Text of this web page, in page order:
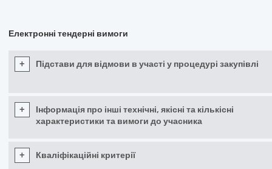
Електронні тендерні вимоги
+ Підстави для відмови в участі у процедурі закупівлі
+
Інформація про інші технічні, якісні та кількісні
характеристики та вимоги до учасника
+ Кваліфікаційні критерії